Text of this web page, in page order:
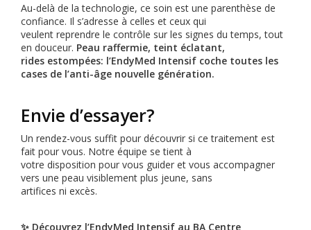
Au-delà de la technologie, ce soin est une parenthèse de
confiance. Il s’adresse à celles et ceux qui
veulent reprendre le contrôle sur les signes du temps, tout
en douceur. Peau raffermie, teint éclatant,
rides estompées: l’EndyMed Intensif coche toutes les
cases de l’anti-âge nouvelle génération.
Envie d’essayer?
Un rendez-vous suffit pour découvrir si ce traitement est
fait pour vous. Notre équipe se tient à
votre disposition pour vous guider et vous accompagner
vers une peau visiblement plus jeune, sans
artifices ni excès.
✨ Découvrez l’EndyMed Intensif au BA Centre